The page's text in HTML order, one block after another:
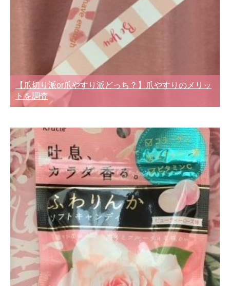
【爪切り派or爪やすり派どっち？】爪やすりのメリッ
トを調査